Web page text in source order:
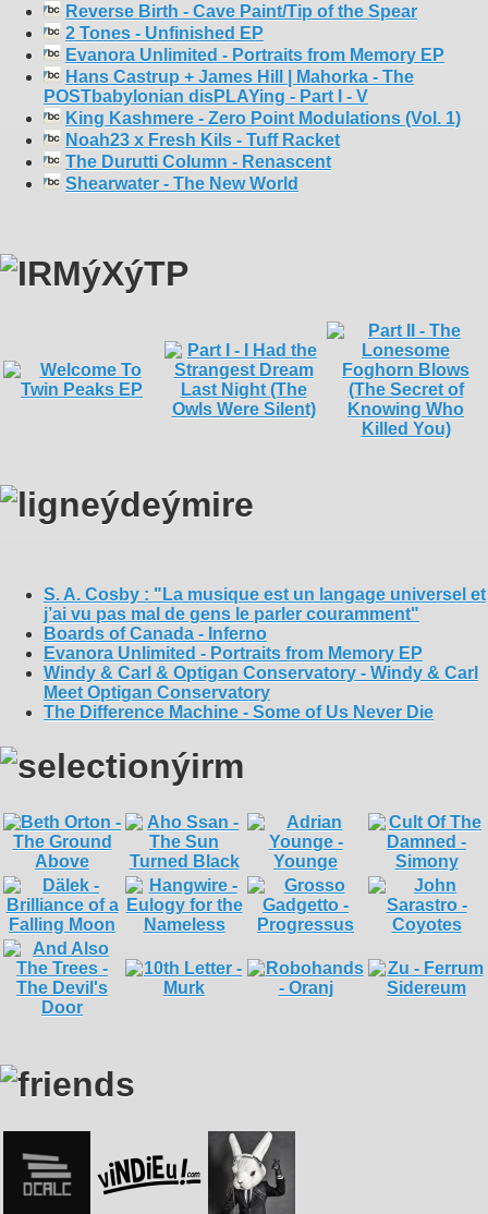
Reverse Birth - Cave Paint/Tip of the Spear
2 Tones - Unfinished EP
Evanora Unlimited - Portraits from Memory EP
Hans Castrup + James Hill | Mahorka - The
POSTbabylonian disPLAYing - Part I - V
King Kashmere - Zero Point Modulations (Vol. 1)
Noah23 x Fresh Kils - Tuff Racket
The Durutti Column - Renascent
Shearwater - The New World
S. A. Cosby : "La musique est un langage universel et
j’ai vu pas mal de gens le parler couramment"
Boards of Canada - Inferno
Evanora Unlimited - Portraits from Memory EP
Windy & Carl & Optigan Conservatory - Windy & Carl
Meet Optigan Conservatory
The Difference Machine - Some of Us Never Die